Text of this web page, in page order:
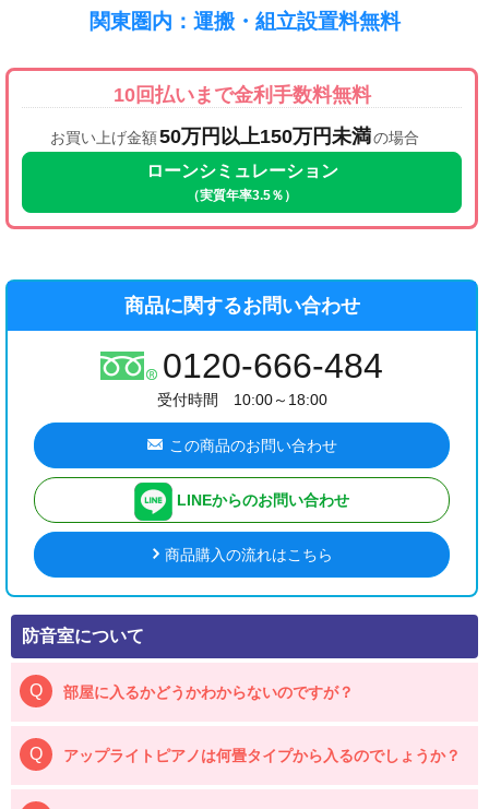
関東圏内：運搬・組立設置料無料
10回払いまで金利手数料無料
お買い上げ金額50万円以上150万円未満の場合
ローンシミュレーション
（実質年率3.5％）
商品に関するお問い合わせ
0120-666-484
受付時間 10:00～18:00
この商品のお問い合わせ
LINEからのお問い合わせ
商品購入の流れはこちら
防音室について
部屋に入るかどうかわからないのですが？
アップライトピアノは何畳タイプから入るのでしょうか？